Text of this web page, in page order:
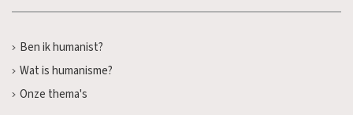
Ben ik humanist?
Wat is humanisme?
Onze thema's